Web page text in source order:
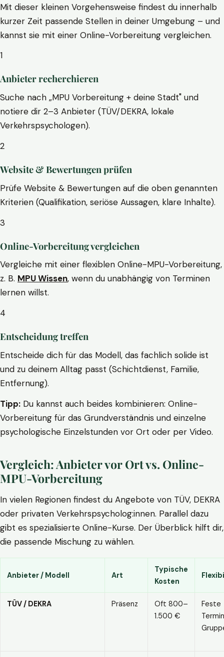
Mit dieser kleinen Vorgehensweise findest du innerhalb
kurzer Zeit passende Stellen in deiner Umgebung – und
kannst sie mit einer Online-Vorbereitung vergleichen.
1
Anbieter recherchieren
Suche nach „MPU Vorbereitung + deine Stadt" und
notiere dir 2–3 Anbieter (TÜV/DEKRA, lokale
Verkehrspsychologen).
2
Website & Bewertungen prüfen
Prüfe Website & Bewertungen auf die oben genannten
Kriterien (Qualifikation, seriöse Aussagen, klare Inhalte).
3
Online-Vorbereitung vergleichen
Vergleiche mit einer flexiblen Online-MPU-Vorbereitung,
z. B. MPU Wissen, wenn du unabhängig von Terminen
lernen willst.
4
Entscheidung treffen
Entscheide dich für das Modell, das fachlich solide ist
und zu deinem Alltag passt (Schichtdienst, Familie,
Entfernung).
Tipp: Du kannst auch beides kombinieren: Online-
Vorbereitung für das Grundverständnis und einzelne
psychologische Einzelstunden vor Ort oder per Video.
Vergleich: Anbieter vor Ort vs. Online-
MPU-Vorbereitung
In vielen Regionen findest du Angebote von TÜV, DEKRA
oder privaten Verkehrspsycholog:innen. Parallel dazu
gibt es spezialisierte Online-Kurse. Der Überblick hilft dir,
die passende Mischung zu wählen.
Anbieter / Modell Art
Typische
Kosten
TÜV / DEKRA Präsenz
Oft 800–
1.500 €
Feste